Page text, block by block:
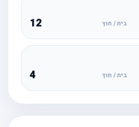
בית / חוץ 12
בית / חוץ